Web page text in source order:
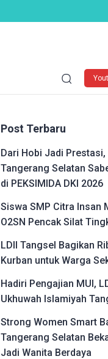
Post Terbaru
Dari Hobi Jadi Prestasi,
Tangerang Selatan
di PEKSIMIDA DKI 2026
Siswa SMP Citra Insan
O2SN Pencak Silat
LDII Tangsel Bagikan
Kurban untuk Warga
Hadiri Pengajian MUI,
Ukhuwah Islamiyah
Strong Women Smart
Tangerang Selatan
Jadi Wanita Berdaya